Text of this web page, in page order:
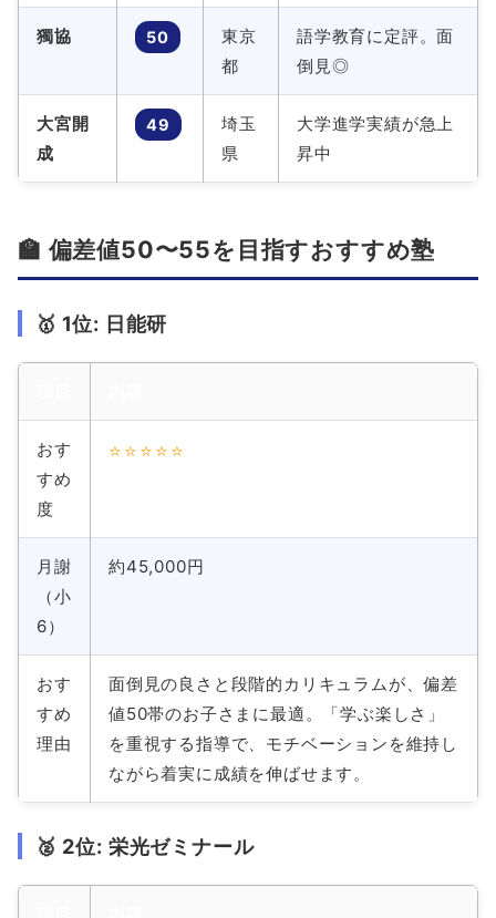
獨協 50
東京
都
語学教育に定評。面
倒見◎
大宮開
成
49
埼玉
県
大学進学実績が急上
昇中
🏫 偏差値50〜55を目指すおすすめ塾
🥇 1位: 日能研
おす
すめ
度
⭐⭐⭐⭐⭐
月謝
（小
6）
約45,000円
おす
すめ
理由
面倒見の良さと段階的カリキュラムが、偏差
値50帯のお子さまに最適。「学ぶ楽しさ」
を重視する指導で、モチベーションを維持し
ながら着実に成績を伸ばせます。
🥈 2位: 栄光ゼミナール